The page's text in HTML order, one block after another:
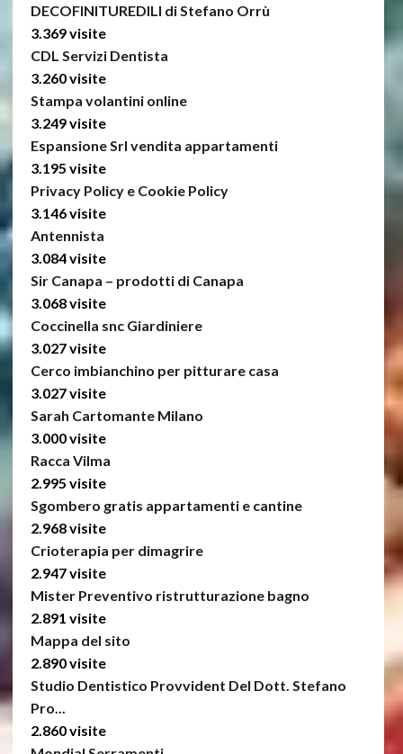
DECOFINITUREDILI di Stefano Orrù
3.369 visite
CDL Servizi Dentista
3.260 visite
Stampa volantini online
3.249 visite
Espansione Srl vendita appartamenti
3.195 visite
Privacy Policy e Cookie Policy
3.146 visite
Antennista
3.084 visite
Sir Canapa – prodotti di Canapa
3.068 visite
Coccinella snc Giardiniere
3.027 visite
Cerco imbianchino per pitturare casa
3.027 visite
Sarah Cartomante Milano
3.000 visite
Racca Vilma
2.995 visite
Sgombero gratis appartamenti e cantine
2.968 visite
Crioterapia per dimagrire
2.947 visite
Mister Preventivo ristrutturazione bagno
2.891 visite
Mappa del sito
2.890 visite
Studio Dentistico Provvident Del Dott. Stefano
Pro...
2.860 visite